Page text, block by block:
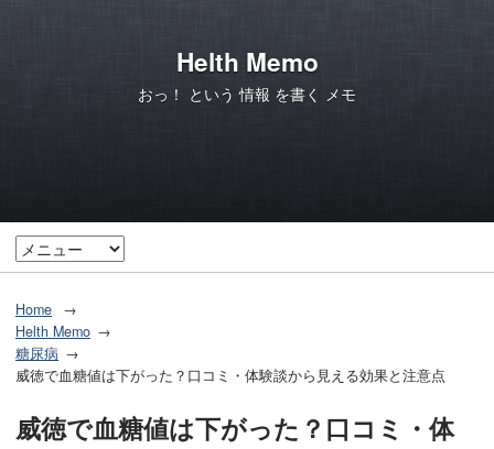
Helth Memo
おっ！ という 情報 を書く メモ
Home
Helth Memo
糖尿病
威徳で血糖値は下がった？口コミ・体験談から見える効果と注意点
威徳で血糖値は下がった？口コミ・体